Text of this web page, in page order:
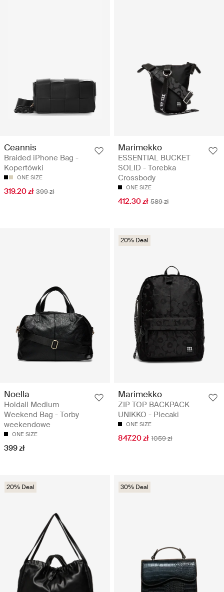
Ceannis
Braided iPhone Bag -
Kopertówki
ONE SIZE
319.20 zł 399 zł
Marimekko
ESSENTIAL BUCKET
SOLID - Torebka
Crossbody
ONE SIZE
412.30 zł 589 zł
Noella
Holdall Medium
Weekend Bag - Torby
weekendowe
ONE SIZE
399 zł
20% Deal
Marimekko
ZIP TOP BACKPACK
UNIKKO - Plecaki
ONE SIZE
847.20 zł 1059 zł
20% Deal 30% Deal